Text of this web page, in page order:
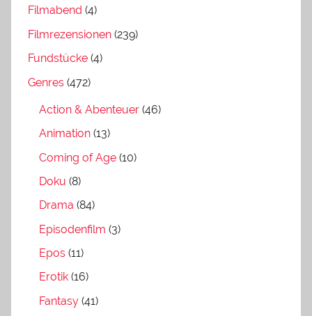
Filmabend (4)
Filmrezensionen (239)
Fundstücke (4)
Genres (472)
Action & Abenteuer (46)
Animation (13)
Coming of Age (10)
Doku (8)
Drama (84)
Episodenfilm (3)
Epos (11)
Erotik (16)
Fantasy (41)